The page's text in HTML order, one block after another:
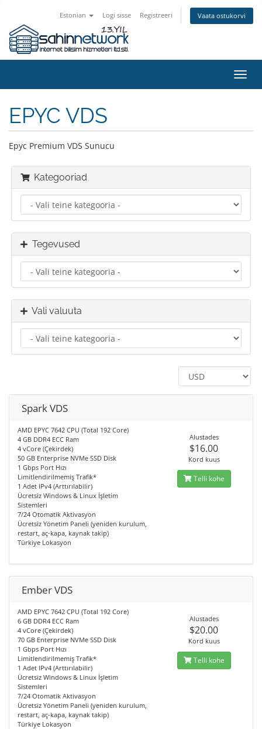
Estonian Logi sisse Registreeri Vaata ostukorvi
EPYC VDS
Epyc Premium VDS Sunucu
Kategooriad
Tegevused
Vali valuuta
Spark VDS
AMD EPYC 7642 CPU (Total 192 Core)
4 GB DDR4 ECC Ram
4 vCore (Çekirdek)
50 GB Enterprise NVMe SSD Disk
1 Gbps Port Hızı
Limitlendirilmemiş Trafik*
1 Adet IPv4 (Arttırılabilir)
Ücretsiz Windows & Linux İşletim
Sistemleri
7/24 Otomatik Aktivasyon
Ücretsiz Yönetim Paneli (yeniden kurulum,
restart, aç-kapa, kaynak takip)
Türkiye Lokasyon
Alustades
$16.00
Kord kuus
Telli kohe
Ember VDS
AMD EPYC 7642 CPU (Total 192 Core)
6 GB DDR4 ECC Ram
4 vCore (Çekirdek)
70 GB Enterprise NVMe SSD Disk
1 Gbps Port Hızı
Limitlendirilmemiş Trafik*
1 Adet IPv4 (Arttırılabilir)
Ücretsiz Windows & Linux İşletim
Sistemleri
7/24 Otomatik Aktivasyon
Ücretsiz Yönetim Paneli (yeniden kurulum,
restart, aç-kapa, kaynak takip)
Türkiye Lokasyon
Alustades
$20.00
Kord kuus
Telli kohe